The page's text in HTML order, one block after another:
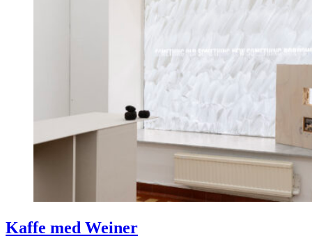
Kaffe med Weiner